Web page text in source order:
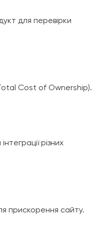
для перевірки
Cost of Ownership).
різних
прискорення сайту.